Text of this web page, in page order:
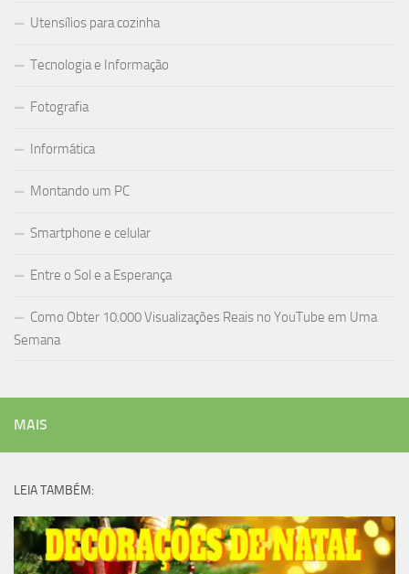
Utensílios para cozinha
Tecnologia e Informação
Fotografia
Informática
Montando um PC
Smartphone e celular
Entre o Sol e a Esperança
Como Obter 10.000 Visualizações Reais no YouTube em Uma
Semana
MAIS
LEIA TAMBÉM: